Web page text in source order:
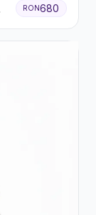
RON680